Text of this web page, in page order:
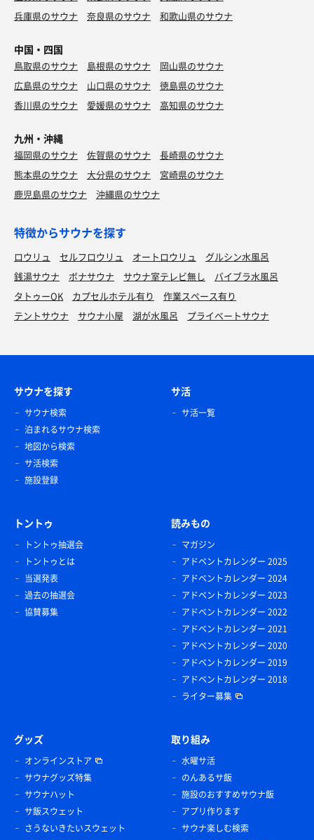
兵庫県のサウナ
奈良県のサウナ 和歌山県のサウナ
中国・四国
鳥取県のサウナ 島根県のサウナ
岡山県のサウナ
広島県のサウナ
山口県のサウナ
徳島県のサウナ
香川県のサウナ
愛媛県のサウナ 高知県のサウナ
九州・沖縄
福岡県のサウナ 佐賀県のサウナ
長崎県のサウナ
熊本県のサウナ
大分県のサウナ
宮崎県のサウナ
鹿児島県のサウナ
沖縄県のサウナ
特徴からサウナを探す
ロウリュ セルフロウリュ オートロウリュ
グルシン水風呂
銭湯サウナ
ボナサウナ サウナ室テレビ無し
バイブラ水風呂
タトゥーOK
カプセルホテル有り
作業スペース有り
テントサウナ
サウナ小屋 湖が水風呂 プライベートサウナ
サウナを探す
サウナ検索
泊まれるサウナ検索
地図から検索
サ活検索
施設登録
サ活
サ活一覧
トントゥ
トントゥ抽選会
トントゥとは
当選発表
過去の抽選会
協賛募集
読みもの
マガジン
アドベントカレンダー 2025
アドベントカレンダー 2024
アドベントカレンダー 2023
アドベントカレンダー 2022
アドベントカレンダー 2021
アドベントカレンダー 2020
アドベントカレンダー 2019
アドベントカレンダー 2018
ライター募集
グッズ
オンラインストア
サウナグッズ特集
サウナハット
サ飯スウェット
さうないきたいスウェット
取り組み
水曜サ活
のんあるサ飯
施設のおすすめサウナ飯
アプリ作ります
サウナ楽しむ検索